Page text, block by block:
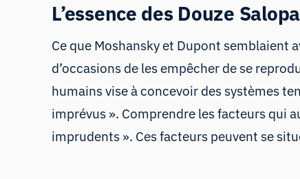
L’essence des Douze
Ce que Moshansky et Dupont semblaient
d’occasions de les empêcher de se
humains vise à concevoir des systèmes
imprévus ». Comprendre les facteurs qui
imprudents ». Ces facteurs peuvent se